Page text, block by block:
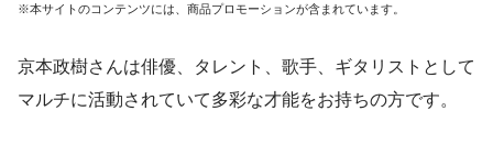
※本サイトのコンテンツには、商品プロモーションが含まれています。
京本政樹さんは俳優、タレント、歌手、ギタリストとして
マルチに活動されていて多彩な才能をお持ちの方です。